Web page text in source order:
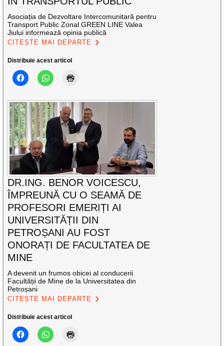
Asociația de Dezvoltare Intercomunitară pentru
Transport Public Zonal GREEN LINE Valea
Jiului informează opinia publică
CITEȘTE MAI DEPARTE
Distribuie acest articol
DR.ING. BENOR VOICESCU,
ÎMPREUNĂ CU O SEAMĂ DE
PROFESORI EMERIȚI AI
UNIVERSITĂȚII DIN
PETROȘANI AU FOST
ONORAȚI DE FACULTATEA DE
MINE
A devenit un frumos obicei al conducerii
Facultății de Mine de la Universitatea din
Petroșani
CITEȘTE MAI DEPARTE
Distribuie acest articol